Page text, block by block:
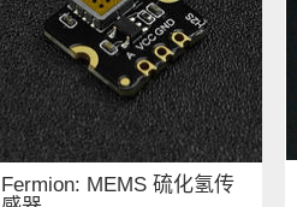
Fermion: MEMS 硫化氢传